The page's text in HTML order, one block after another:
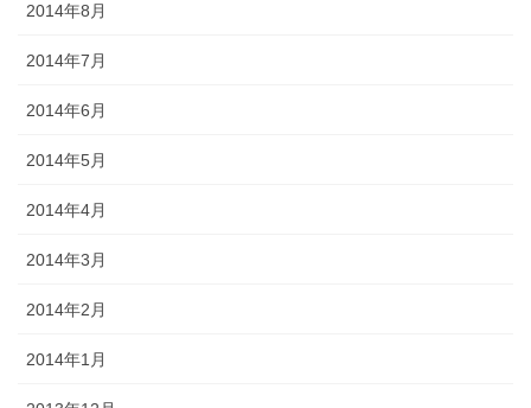
2014年8月
2014年7月
2014年6月
2014年5月
2014年4月
2014年3月
2014年2月
2014年1月